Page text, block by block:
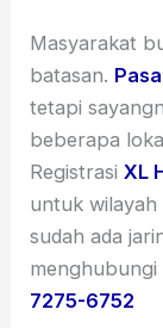
Masyarakat
batasan.
tetapi
beberapa
RegistrasiXL
untuk wilayah
sudah ada
7275-6752